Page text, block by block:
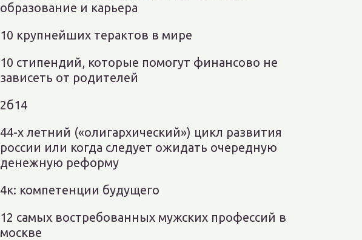
образование и карьера
10 крупнейших терактов в мире
10 стипендий, которые помогут финансово не
зависеть от родителей
2б14
44-х летний («олигархический») цикл развития
россии или когда следует ожидать очередную
денежную реформу
4к: компетенции будущего
12 самых востребованных мужских профессий в
москве